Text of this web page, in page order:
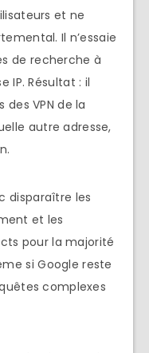
et ne
Il n’essaie
de recherche à
IP. Résultat : il
VPN de la
autre adresse,
disparaître les
et les
pour la majorité
si Google reste
complexes